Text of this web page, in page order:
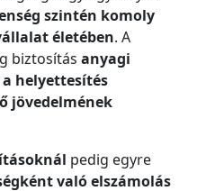
szintén komoly
életében. A
biztosítás anyagi
helyettesítés
jövedelmének
pedig egyre
való elszámolás